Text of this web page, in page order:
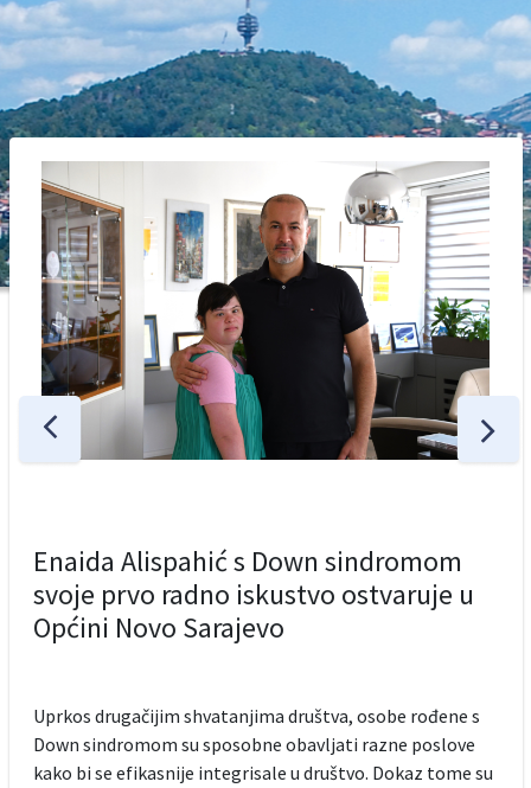
Enaida Alispahić s Down sindromom
svoje prvo radno iskustvo ostvaruje u
Općini Novo Sarajevo
Uprkos drugačijim shvatanjima društva, osobe rođene s
Down sindromom su sposobne obavljati razne poslove
kako bi se efikasnije integrisale u društvo. Dokaz tome su